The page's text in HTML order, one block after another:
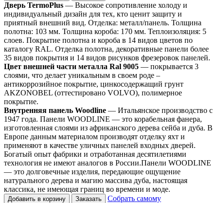
Дверь TermoPlus — Высокое сопротивление холоду и
индивидуальный дизайн для тех, кто ценит защиту и
приятный внешний вид. Отделка: металл/панель. Толщина
полотна: 103 мм. Толщина короба: 170 мм. Теплоизоляция: 5
слоев. Покрытие полотна и короба в 14 видов цветов по
каталогу RAL. Отделка полотна, декоративные панели более
35 видов покрытия и 14 видов рисунков фрезеровок панелей.
Цвет внешней части металла Ral 9005 — покрывается 3
слоями, что делает уникальным в своем роде –
антикоррозийное покрытие, цинкосодержащий грунт
AKZONOBEL (оттестировано VOLVO), полимерное
покрытие.
Внутренняя панель Woodline — Итальянское производство с
1947 года. Панели WOODLINE — это корабельная фанера,
изготовленная слоями из африканского дерева сейба и дуба. В
Европе данным материалом производят отделку яхт и
применяют в качестве уличных панелей входных дверей.
Богатый опыт фабрики и отработанная десятилетиями
технология не имеют аналогов в России.Панели WOODLINE
— это долговечные изделия, передающие ощущение
натурального дерева и магию массива дуба, настоящая
классика, не имеющая границ во времени и моде.
Добавить в корзину Заказать
Собрать самому